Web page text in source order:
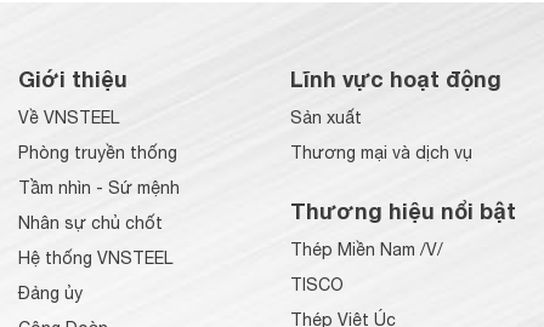
Giới thiệu
Về VNSTEEL
Phòng truyền thống
Tầm nhìn - Sứ mệnh
Nhân sự chủ chốt
Hệ thống VNSTEEL
Đảng ủy
Lĩnh vực hoạt động
Sản xuất
Thương mại và dịch vụ
Thương hiệu nổi bật
Thép Miền Nam /V/
TISCO
Thép Việt Úc